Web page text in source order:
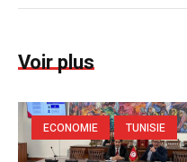
Voir plus
ECONOMIE TUNISIE